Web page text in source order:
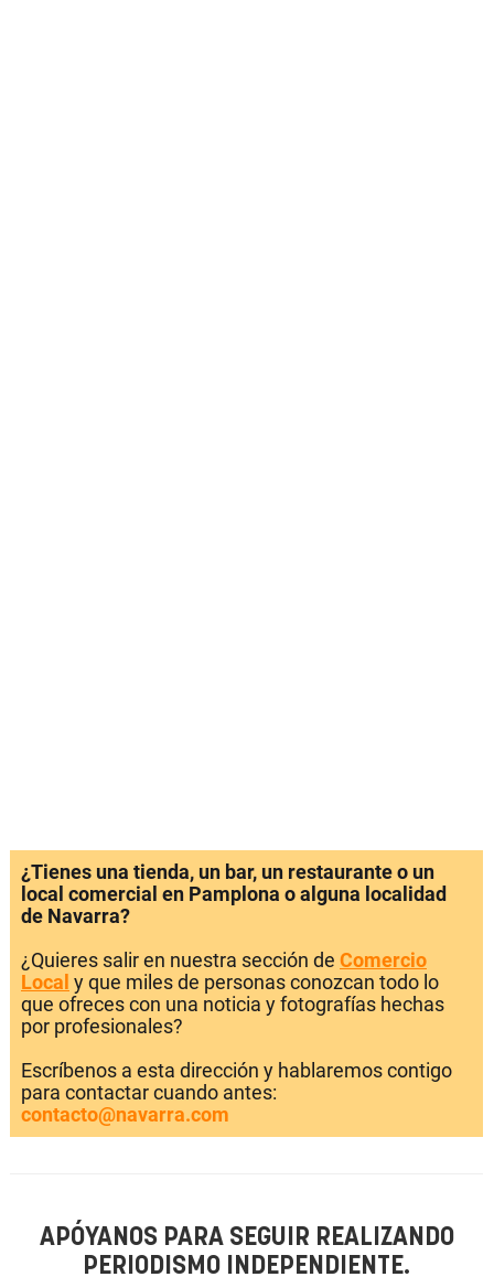
¿Tienes una tienda, un bar, un restaurante o un
local comercial en Pamplona o alguna localidad
de Navarra?
¿Quieres salir en nuestra sección de Comercio
Local y que miles de personas conozcan todo lo
que ofreces con una noticia y fotografías hechas
por profesionales?
Escríbenos a esta dirección y hablaremos contigo
para contactar cuando antes:
contacto@navarra.com
APÓYANOS PARA SEGUIR REALIZANDO
PERIODISMO INDEPENDIENTE.